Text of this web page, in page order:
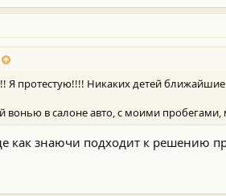
Я протестую!!!! Никаких детей
вонью в салоне авто, с моими
как знаючи подходит к решению